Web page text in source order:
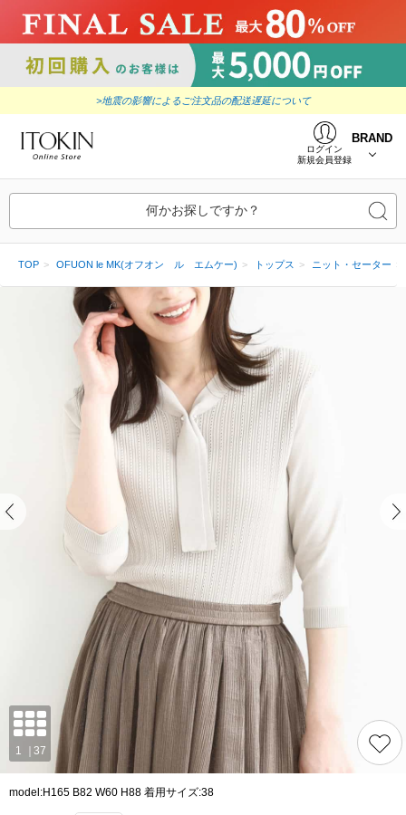
>地震の影響によるご注文品の配送遅延について
ログイン
新規会員登録
BRAND
何かお探しですか？
TOP OFUON le MK(オフオン ル エムケー) トップス ニット・セーター
model:H165 B82 W60 H88 着用サイズ:38